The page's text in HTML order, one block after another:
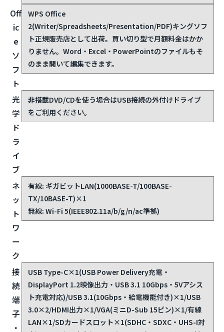
Off
ic
e
ソ
フ
ト
WPS Office
2(Writer/Spreadsheets/Presentation/PDF)キングソフ
ト正規販売店として出荷。買い切り型で月額料金はかか
りません。Word・Excel・PowerPointのファイルもそ
のまま開いて編集できます。
光
学
ド
ラ
イ
ブ
非搭載DVD/CDを使う場合はUSB接続の外付けドライブ
をご利用ください。
ネ
ッ
ト
ワ
ー
ク
有線: ギガビットLAN(1000BASE-T/100BASE-
TX/10BASE-T)×1
無線: Wi-Fi 5(IEEE802.11a/b/g/n/ac準拠)
接
続
端
子
・
USB Type-C×1(USB Power Delivery充電・
DisplayPort 1.2映像出力・USB 3.1 10Gbps・5Vアシス
ト充電対応)/USB 3.1(10Gbps・給電機能付き)×1/USB
3.0×2/HDMI出力×1/VGA(ミニD-Sub 15ピン)×1/有線
LAN×1/SDカードスロット×1(SDHC・SDXC・UHS-I対